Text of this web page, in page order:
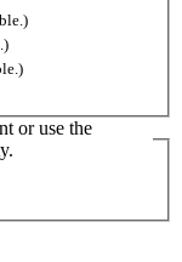
or use the